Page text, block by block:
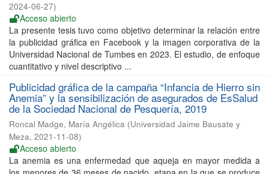
2024-06-27)
Acceso abierto
La presente tesis tuvo como objetivo determinar la relación entre
la publicidad gráfica en Facebook y la imagen corporativa de la
Universidad Nacional de Tumbes en 2023. El estudio, de enfoque
cuantitativo y nivel descriptivo ...
Publicidad gráfica de la campaña “Infancia de Hierro sin
Anemia” y la sensibilización de asegurados de EsSalud
de la Sociedad Nacional de Pesquería, 2019
Roncal Madge, María Angélica (Universidad Jaime Bausate y
Meza, 2021-11-08)
Acceso abierto
La anemia es una enfermedad que aqueja en mayor medida a